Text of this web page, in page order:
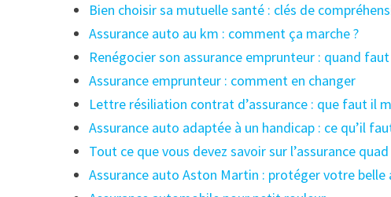
Bien choisir sa mutuelle santé : clés de
Assurance auto au km : comment ça marche ?
Renégocier son assurance emprunteur : quand faut
Assurance emprunteur : comment en changer
Lettre résiliation contrat d’assurance : que faut il
Assurance auto adaptée à un handicap : ce qu’il
Tout ce que vous devez savoir sur l’assurance quad
Assurance auto Aston Martin : protéger votre belle